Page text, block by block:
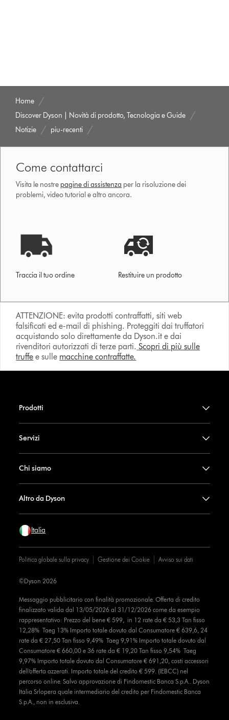
Home
Discover Dyson | Novità di prodotto, Tecnologia e Guide
Notizie
piu-recenti
Come contattarci
Visita le nostre pagine di assistenza per la risoluzione dei
problemi, video tutorial e altro ancora.
Traccia il tuo ordine Restituire un prodotto
ATTENZIONE: evita prodotti contraffatti, siti web
falsificati ed e-mail di phishing. Proteggiti dai truffatori
acquistando solo direttamente da Dyson.it e dai
rivenditori autorizzati di terze parti. Scopri di più sulle
truffe e sulle macchine contraffatte.
Prodotti
Servizi
Chi siamo
Altro da Dyson
Italia
Politica globale sulla privacy Gestione dei Cookie Avviso sui dati
Messaggio pubblicitario con finalità promozionale. Offerta di credito
finalizzato valida dal 13/05/2026 al 31/12/2026 come da esempio
rappresentativo: Prezzo del bene € 599, in 12 rate da € 53,3 Tan fisso
12,28% Taeg 13% Importo totale dovuto dal Consumatore € 639,6, 24
rate da € 27,50 Tan fisso 9,49% Taeg 9,91% Importo totale dovuto dal
Consumatore € 660,00 e 36 rate da € 19,20 Tan fisso 9,54% Taeg
9,97% Importo totale dovuto dal Consumatore € 691,20, costi accessori
dell’offerta azzerati. Importo totale del credito € 599. (IEBCC) nel
percorso online. Salvo approvazione di Findomestic Banca S.p.A.. Dyson
Italia Srlopera quale intermediario del credito per Findomestic Banca
S.p.A., non in esclusiva.
©Dyson 2026